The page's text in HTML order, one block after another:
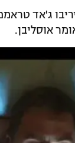
אבל יריבו